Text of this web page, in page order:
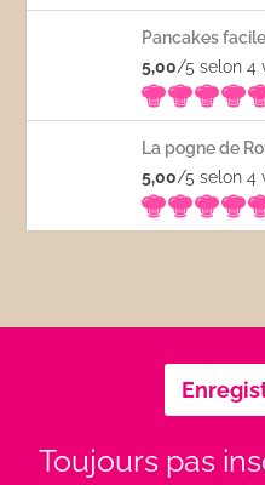
Pancakes
5,00/5 selon 4
La pogne de
5,00/5 selon 4
Toujours pas